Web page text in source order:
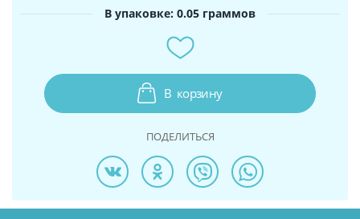
В упаковке: 0.05 граммов
В корзину
ПОДЕЛИТЬСЯ